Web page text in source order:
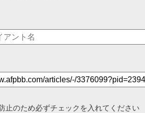
止のため必ずチェックを入れてください